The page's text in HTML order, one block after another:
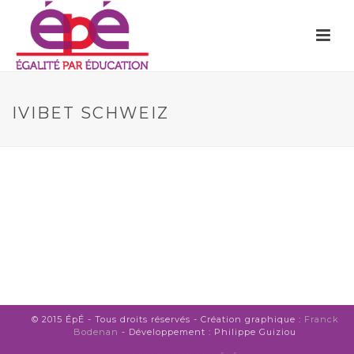
IVIBET SCHWEIZ
© 2015 ÉpÉ - Tous droits réservés - Création graphique : Franck
Bodenan - Développement : Philippe Guiziou